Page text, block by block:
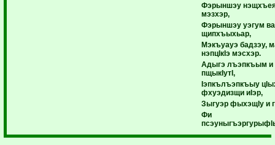
Фэрыншэу
мэзхэр,
Фэрыншэу уэгум
щипхъыхьар,
Мэкъуауэ бадзэу,
нэпцIкIэ мэсхэр.
Адыгэ лъэпкъым и
пщыкIутI,
Iэпкълъэпкъыу
фхуэдизщи иIэр,
Зыгуэр фыхэщIу и
Фи
псэуныгъэргурыфI